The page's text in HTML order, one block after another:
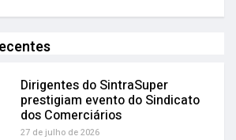
Dirigentes do SintraSuper
prestigiam evento do Sindicato
dos Comerciários
27 de julho de 2026